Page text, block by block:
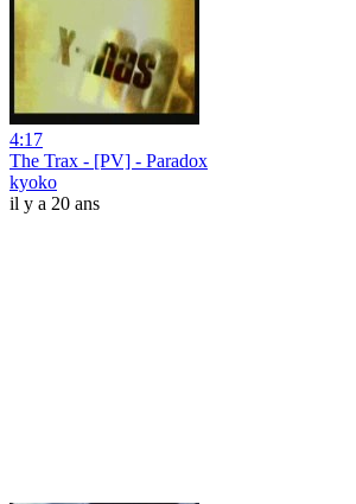
4:17
The Trax - [PV] - Paradox
kyoko
il y a 20 ans